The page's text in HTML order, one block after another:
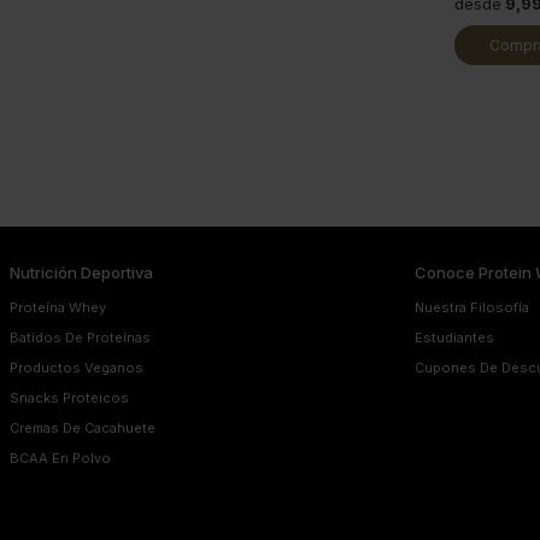
desde
Nutrición Deportiva
Proteína Whey
Batidos De Proteínas
Productos Veganos
Snacks Proteicos
Cremas De Cacahuete
BCAA En Polvo
Conoce Protein
Nuestra Filosofía
Estudiantes
Cupones De